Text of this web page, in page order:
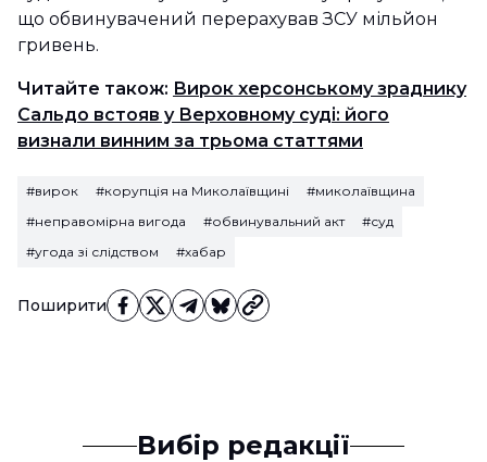
Поширити
що обвинувачений перерахував ЗСУ мільйон
гривень.
Читайте також: Вирок херсонському зраднику
Сальдо встояв у Верховному суді: його
визнали винним за трьома статтями
#вирок #корупція на Миколаївщині
#миколаївщина
#неправомірна вигода
#обвинувальний акт
#суд
#угода зі слідством
#хабар
Вибір редакції